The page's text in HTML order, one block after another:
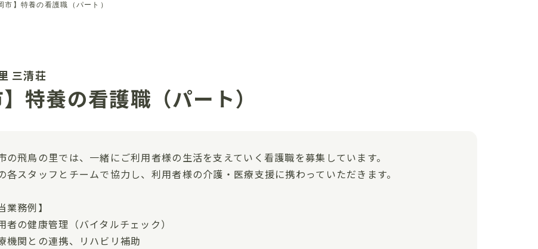
市】特養の看護職（パート）
三清荘
特養の看護職（パート）
の飛鳥の里では、一緒にご利用者様の生活を支えていく看護職を募集しています。
各スタッフとチームで協力し、利用者様の介護・医療支援に携わっていただきます。
業務例】
者の健康管理（バイタルチェック）
機関との連携、リハビリ補助